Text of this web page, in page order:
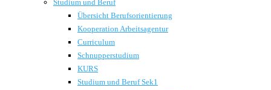
Studium und Beruf
Übersicht Berufsorientierung
Kooperation Arbeitsagentur
Curriculum
Schnupperstudium
KURS
Studium und Beruf Sek1